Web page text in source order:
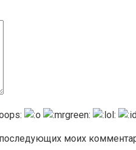
моих